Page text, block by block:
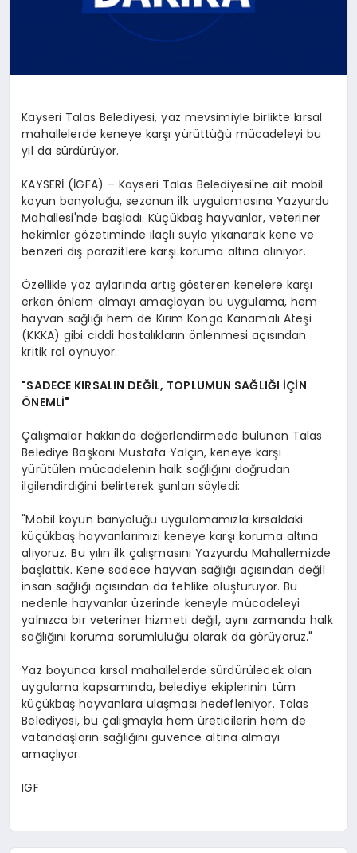
Kayseri Talas Belediyesi, yaz mevsimiyle birlikte kırsal
mahallelerde keneye karşı yürüttüğü mücadeleyi bu
yıl da sürdürüyor.
KAYSERİ (İGFA) – Kayseri Talas Belediyesi'ne ait mobil
koyun banyoluğu, sezonun ilk uygulamasına Yazyurdu
Mahallesi'nde başladı. Küçükbaş hayvanlar, veteriner
hekimler gözetiminde ilaçlı suyla yıkanarak kene ve
benzeri dış parazitlere karşı koruma altına alınıyor.
Özellikle yaz aylarında artış gösteren kenelere karşı
erken önlem almayı amaçlayan bu uygulama, hem
hayvan sağlığı hem de Kırım Kongo Kanamalı Ateşi
(KKKA) gibi ciddi hastalıkların önlenmesi açısından
kritik rol oynuyor.
"SADECE KIRSALIN DEĞİL, TOPLUMUN SAĞLIĞI İÇİN
ÖNEMLİ"
Çalışmalar hakkında değerlendirmede bulunan Talas
Belediye Başkanı Mustafa Yalçın, keneye karşı
yürütülen mücadelenin halk sağlığını doğrudan
ilgilendirdiğini belirterek şunları söyledi:
"Mobil koyun banyoluğu uygulamamızla kırsaldaki
küçükbaş hayvanlarımızı keneye karşı koruma altına
alıyoruz. Bu yılın ilk çalışmasını Yazyurdu Mahallemizde
başlattık. Kene sadece hayvan sağlığı açısından değil
insan sağlığı açısından da tehlike oluşturuyor. Bu
nedenle hayvanlar üzerinde keneyle mücadeleyi
yalnızca bir veteriner hizmeti değil, aynı zamanda halk
sağlığını koruma sorumluluğu olarak da görüyoruz."
Yaz boyunca kırsal mahallelerde sürdürülecek olan
uygulama kapsamında, belediye ekiplerinin tüm
küçükbaş hayvanlara ulaşması hedefleniyor. Talas
Belediyesi, bu çalışmayla hem üreticilerin hem de
vatandaşların sağlığını güvence altına almayı
amaçlıyor.
IGF